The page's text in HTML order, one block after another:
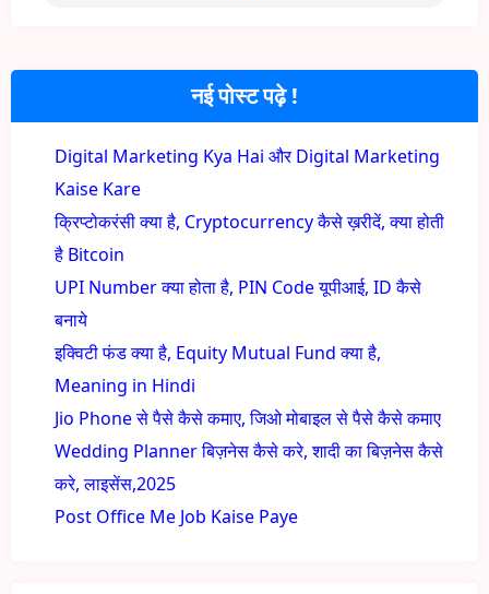
नई पोस्ट पढ़े !
Digital Marketing Kya Hai और Digital Marketing
Kaise Kare
क्रिप्टोकरंसी क्या है, Cryptocurrency कैसे ख़रीदें, क्या होती
है Bitcoin
UPI Number क्या होता है, PIN Code यूपीआई, ID कैसे
बनाये
इक्विटी फंड क्या है, Equity Mutual Fund क्या है,
Meaning in Hindi
Jio Phone से पैसे कैसे कमाए, जिओ मोबाइल से पैसे कैसे कमाए
Wedding Planner बिज़नेस कैसे करे, शादी का बिज़नेस कैसे
करे, लाइसेंस,2025
Post Office Me Job Kaise Paye